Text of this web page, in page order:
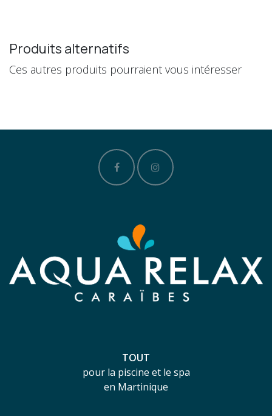
Produits alternatifs
Ces autres produits pourraient vous intéresser
TOUT
pour la piscine et le spa
en Martinique